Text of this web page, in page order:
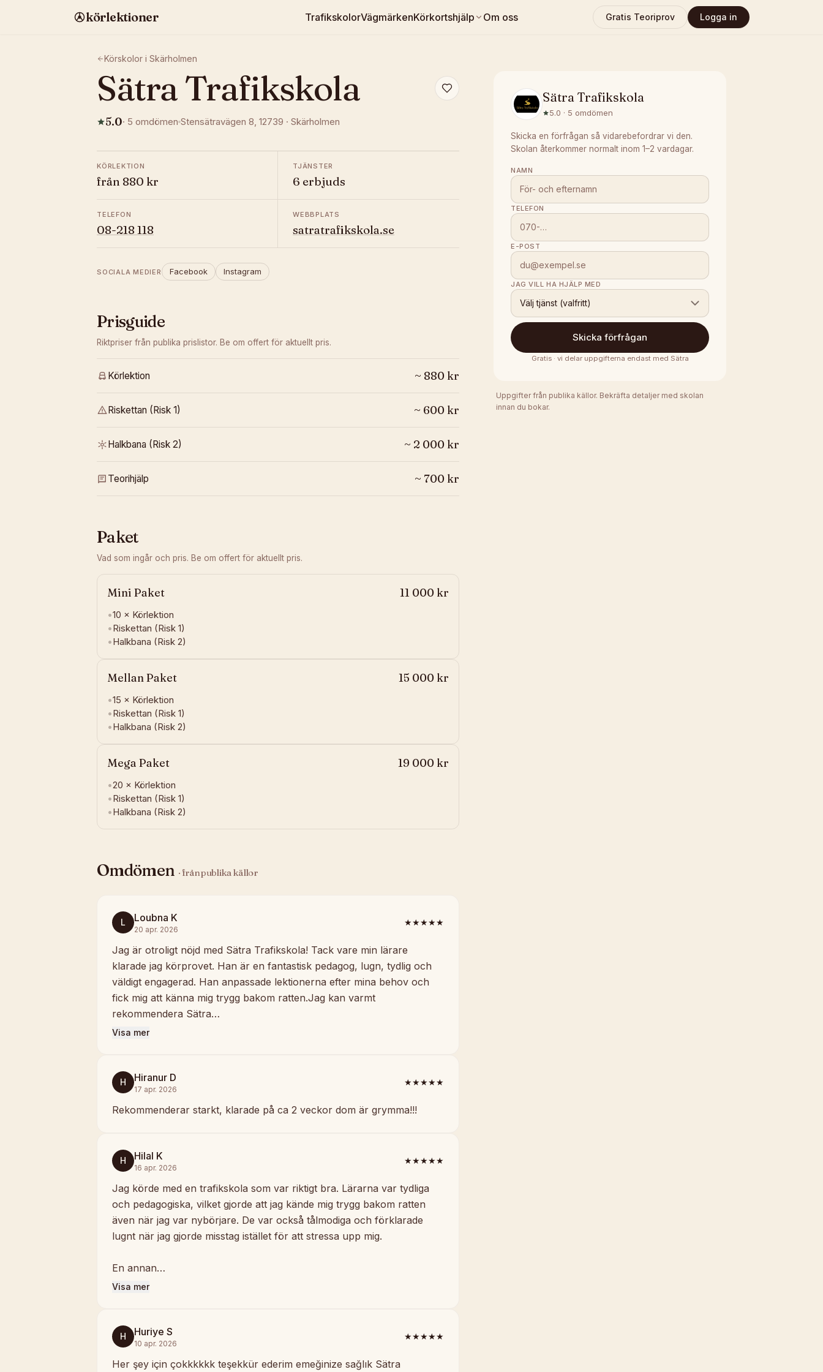
körlektioner TrafikskolorVägmärkenKörkortshjälp Om oss Gratis Teoriprov Logga in
Körskolor i Skärholmen
Sätra Trafikskola
5.0· 5 omdömen Stensätravägen 8, 12739 · Skärholmen
KÖRLEKTION
från 880 kr
TJÄNSTER
6 erbjuds
TELEFON
08-218 118
WEBBPLATS
satratrafikskola.se
SOCIALA MEDIER Facebook Instagram
Prisguide
Riktpriser från publika prislistor. Be om offert för aktuellt pris.
Körlektion ~ 880 kr
Riskettan (Risk 1) ~ 600 kr
Halkbana (Risk 2) ~ 2 000 kr
Teorihjälp ~ 700 kr
Paket
Vad som ingår och pris. Be om offert för aktuellt pris.
Mini Paket 11 000 kr
•10 × Körlektion
•Riskettan (Risk 1)
•Halkbana (Risk 2)
Mellan Paket 15 000 kr
•15 × Körlektion
•Riskettan (Risk 1)
•Halkbana (Risk 2)
Mega Paket 19 000 kr
•20 × Körlektion
•Riskettan (Risk 1)
•Halkbana (Risk 2)
Omdömen · från publika källor
L Loubna K
20 apr. 2026
★★★★★
Jag är otroligt nöjd med Sätra Trafikskola! Tack vare min lärare
klarade jag körprovet. Han är en fantastisk pedagog, lugn, tydlig och
väldigt engagerad. Han anpassade lektionerna efter mina behov och
fick mig att känna mig trygg bakom ratten.Jag kan varmt
rekommendera Sätra…
Visa mer
H Hiranur D
17 apr. 2026
★★★★★
Rekommenderar starkt, klarade på ca 2 veckor dom är grymma!!!
H Hilal K
16 apr. 2026
★★★★★
Jag körde med en trafikskola som var riktigt bra. Lärarna var tydliga
och pedagogiska, vilket gjorde att jag kände mig trygg bakom ratten
även när jag var nybörjare. De var också tålmodiga och förklarade
lugnt när jag gjorde misstag istället för att stressa upp mig.
En annan…
Visa mer
H Huriye S
10 apr. 2026
★★★★★
Her şey için çokkkkkk teşekkür ederim emeğinize sağlık Sätra
Sätra Trafikskola
5.0 · 5 omdömen
Skicka en förfrågan så vidarebefordrar vi den.
Skolan återkommer normalt inom 1–2 vardagar.
NAMN
TELEFON
E-POST
JAG VILL HA HJÄLP MED
Välj tjänst (valfritt)
Skicka förfrågan
Gratis · vi delar uppgifterna endast med Sätra
Uppgifter från publika källor. Bekräfta detaljer med skolan
innan du bokar.